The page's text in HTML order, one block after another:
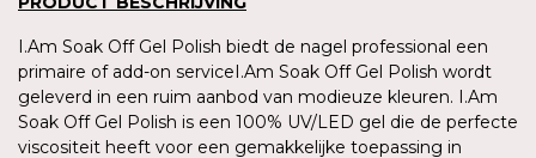
I.Am Soak Off Gel Polish biedt de nagel professional een
primaire of add-on serviceI.Am Soak Off Gel Polish wordt
geleverd in een ruim aanbod van modieuze kleuren. I.Am
Soak Off Gel Polish is een 100% UV/LED gel die de perfecte
viscositeit heeft voor een gemakkelijke toepassing in